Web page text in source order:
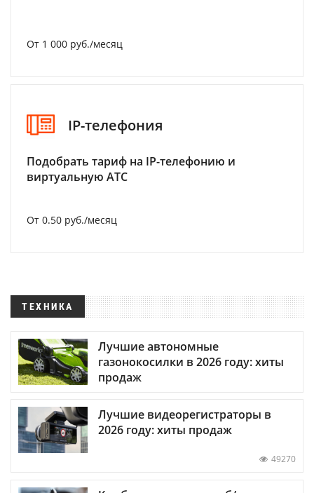
От 1 000 руб./месяц
IP-телефония
Подобрать тариф на IP-телефонию и
виртуальную АТС
От 0.50 руб./месяц
ТЕХНИКА
Лучшие автономные
газонокосилки в 2026 году: хиты
продаж
Лучшие видеорегистраторы в
2026 году: хиты продаж
49270